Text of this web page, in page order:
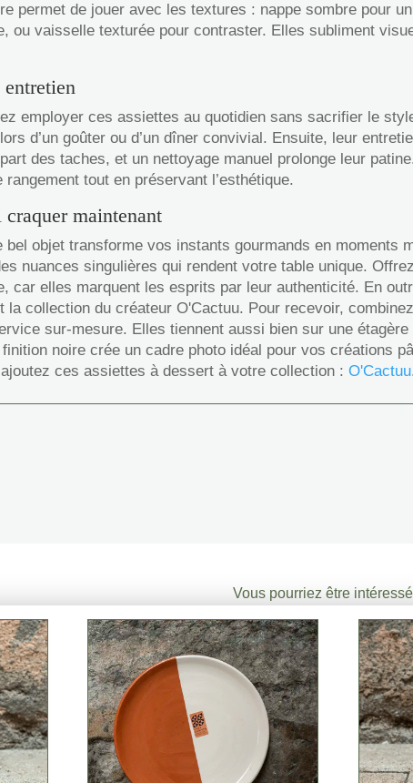
permet de jouer avec les textures : nappe sombre pour
ou vaisselle texturée pour contraster. Elles subliment
employer ces assiettes au quotidien sans sacrifier le
d’un goûter ou d’un dîner convivial. Ensuite, leur
des taches, et un nettoyage manuel prolonge leur
rangement tout en préservant l’esthétique.
craquer maintenant
bel objet transforme vos instants gourmands en moments
nuances singulières qui rendent votre table unique.
car elles marquent les esprits par leur authenticité. En
la collection du créateur O'Cactuu. Pour recevoir,
sur-mesure. Elles tiennent aussi bien sur une
noire crée un cadre photo idéal pour vos créations
ces assiettes à dessert à votre collection : O'Cactuu
Vous pourriez être